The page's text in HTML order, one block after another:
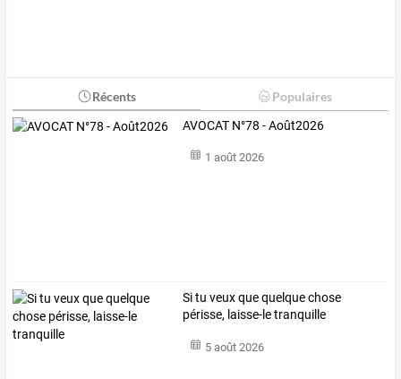
Récents Populaires
AVOCAT N°78 - Août2026
1 août 2026
Si tu veux que quelque chose
périsse, laisse-le tranquille
5 août 2026